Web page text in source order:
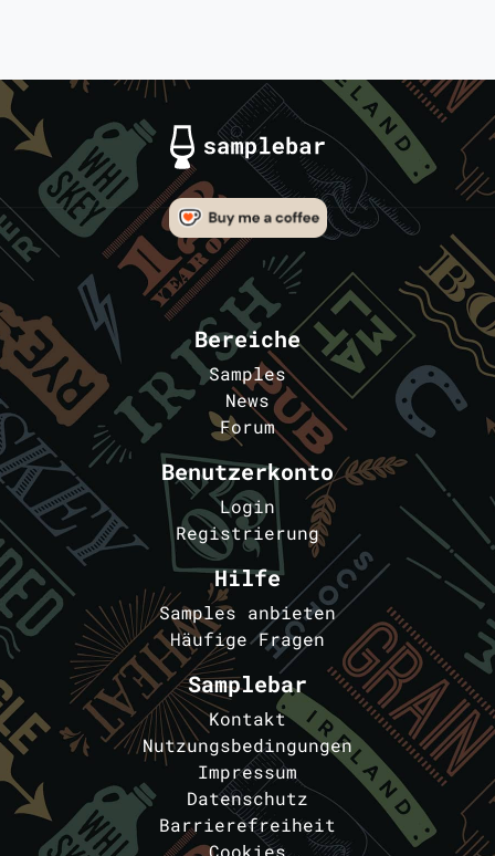
Bereiche
Samples
News
Forum
Benutzerkonto
Login
Registrierung
Hilfe
Samples anbieten
Häufige Fragen
Samplebar
Kontakt
Nutzungsbedingungen
Impressum
Datenschutz
Barrierefreiheit
Cookies